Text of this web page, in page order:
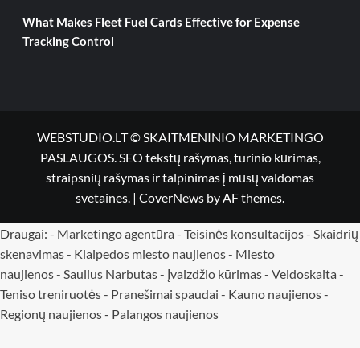
What Makes Fleet Fuel Cards Effective for Expense
Tracking Control
WEBSTUDIO.LT © SKAITMENINIO MARKETINGO
PASLAUGOS. SEO tekstų rašymas, turinio kūrimas,
straipsnių rašymas ir talpinimas į mūsų valdomas
svetaines. | CoverNews by AF themes.
Draugai: - Marketingo agentūra - Teisinės konsultacijos- Skaidrių
skenavimas- Klaipedos miesto naujienos- Miesto
naujienos- Saulius Narbutas- Įvaizdžio kūrimas- Veidoskaita -
Teniso treniruotės- Pranešimai spaudai - Kauno naujienos-
Regionų naujienos- Palangos naujienos